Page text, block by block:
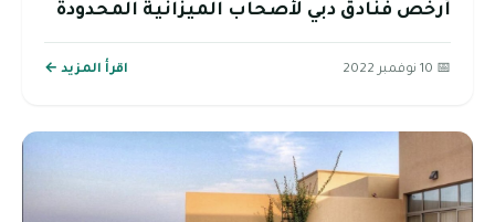
أرخص فنادق دبي لأصحاب الميزانية المحدودة
📅 10 نوفمبر 2022 اقرأ المزيد ←